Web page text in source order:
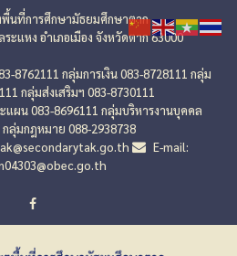
พื้นที่การศึกษามัธยมศึกษาตาก
ะแหง อำเภอเมือง จังหวัดตาก 63000
8762111 กลุ่มการเงิน 083-8728111 กลุ่ม
กลุ่มส่งเสริมฯ 083-8730111
ผน 083-8696111 กลุ่มบริหารงานบุคคล
กลุ่มกฎหมาย 088-2938738
E-mail: